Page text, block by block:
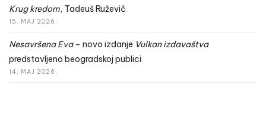
Krug kredom, Tadeuš Ruževič
15. MAJ 2026.
Nesavršena Eva– novo izdanje Vulkan izdavaštva
predstavljeno beogradskoj publici
14. MAJ 2026.